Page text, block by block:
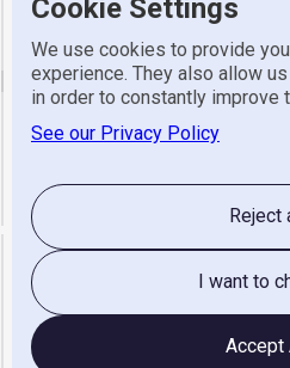
Cookie Settings
We use cookies to provide
experience. They also allow
in order to constantly improve
See our Privacy Policy
Reject
I want to
Accept
Adres
email
Algemeen
Openingstijden